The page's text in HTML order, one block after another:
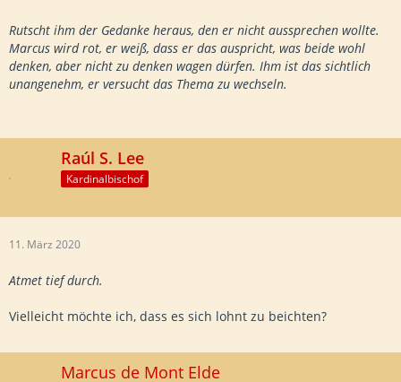
Rutscht ihm der Gedanke heraus, den er nicht aussprechen wollte.
Marcus wird rot, er weiß, dass er das auspricht, was beide wohl
denken, aber nicht zu denken wagen dürfen. Ihm ist das sichtlich
unangenehm, er versucht das Thema zu wechseln.
Raúl S. Lee
Kardinalbischof
11. März 2020
Atmet tief durch.
Vielleicht möchte ich, dass es sich lohnt zu beichten?
Marcus de Mont Elde